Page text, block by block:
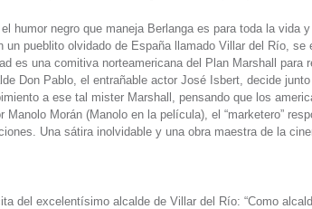
humor negro que maneja Berlanga es para toda la vida
un pueblito olvidado de España llamado Villar del Río,
es una comitiva norteamericana del Plan Marshall para
Don Pablo, el entrañable actor José Isbert, decide
a ese tal mister Marshall, pensando que los
Manolo Morán (Manolo en la película), el “marketero”
Una sátira inolvidable y una obra maestra de la
del excelentísimo alcalde de Villar del Río: “Como